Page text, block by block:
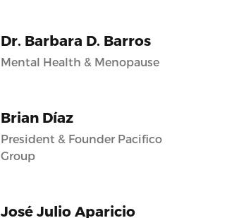
Dr. Barbara D. Barros
Mental Health & Menopause
Brian Díaz
President & Founder Pacifico
Group
José Julio Aparicio